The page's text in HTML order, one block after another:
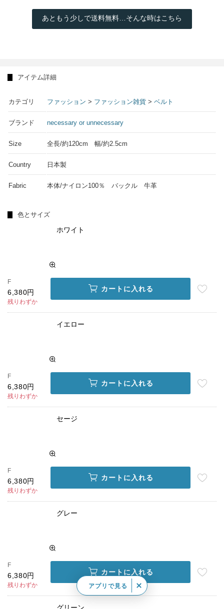
あともう少しで送料無料…そんな時はこちら
アイテム詳細
カテゴリ ファッション > ファッション雑貨 > ベルト
ブランド necessary or unnecessary
Size 全長/約120cm 幅/約2.5cm
Country 日本製
Fabric 本体/ナイロン100％ バックル 牛革
色とサイズ
ホワイト
F
6,380円
残りわずか
カートに入れる
イエロー
F
6,380円
残りわずか
カートに入れる
セージ
F
6,380円
残りわずか
カートに入れる
グレー
F
6,380円
残りわずか
カートに入れる
グリーン
アプリで見る